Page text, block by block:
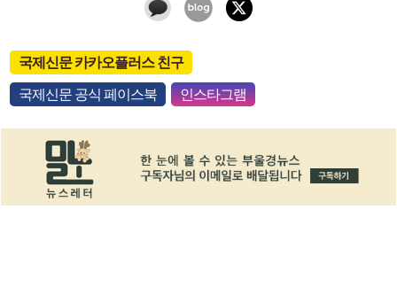
국제신문 카카오플러스 친구
국제신문 공식 페이스북 인스타그램